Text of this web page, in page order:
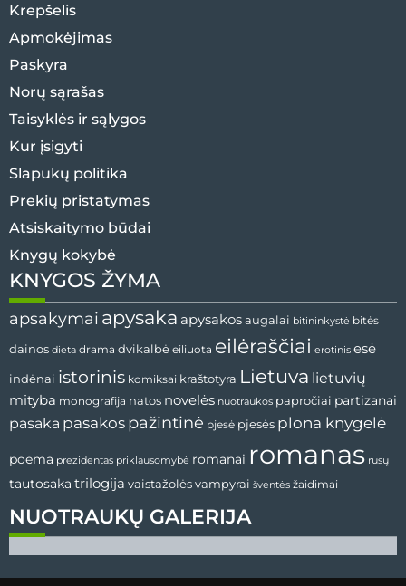
Krepšelis
Apmokėjimas
Paskyra
Norų sąrašas
Taisyklės ir sąlygos
Kur įsigyti
Slapukų politika
Prekių pristatymas
Atsiskaitymo būdai
Knygų kokybė
NUOTRAUKŲ GALERIJA
KNYGOS ŽYMA
apsakymai apysaka apysakos augalai bitininkystė bitės
dainos dieta drama dvikalbė eiliuota eilėraščiai erotinis esė
indėnai istorinis komiksai kraštotyra Lietuva lietuvių
mityba monografija natos novelės nuotraukos papročiai partizanai
pasaka pasakos pažintinė pjesė pjesės plona knygelė
poema prezidentas priklausomybė romanai romanas rusų
tautosaka trilogija vaistažolėsvampyrai šventės žaidimai